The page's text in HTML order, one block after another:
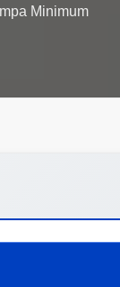
Minimum